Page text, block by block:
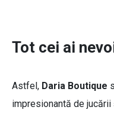
Tot cei ai
Astfel, Daria Boutique
impresionantă de